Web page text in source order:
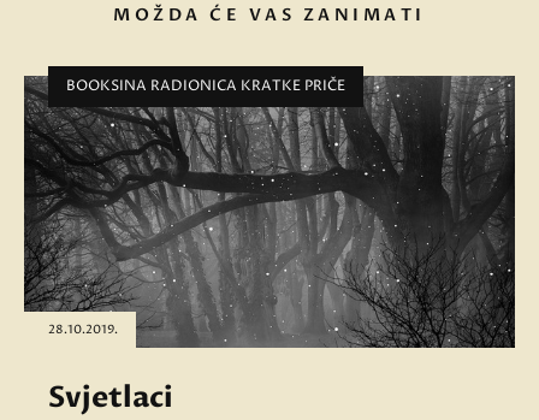
MOŽDA ĆE VAS ZANIMATI
BOOKSINA RADIONICA KRATKE PRIČE
28.10.2019.
Svjetlaci